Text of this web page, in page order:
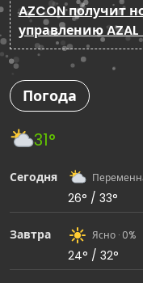
AZCON получит
управлению AZAL
Погода
31°
Сегодня
26° / 33°
Завтра Ясно · 0%
24° / 32°